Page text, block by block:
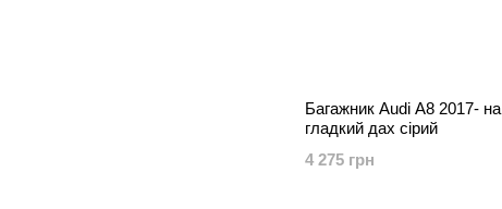
Багажник Audi A8 2017- на
гладкий дах сірий
4 275 грн